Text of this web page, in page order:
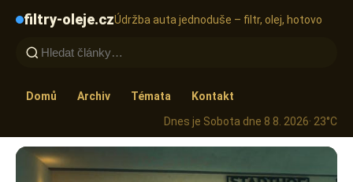
filtry-oleje.czÚdržba auta jednoduše – filtr, olej, hotovo
Domů Archiv Témata
Kontakt
Dnes je Sobota dne 8 8. 2026· 23°C